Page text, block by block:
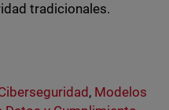
tradicionales.
, Modelos